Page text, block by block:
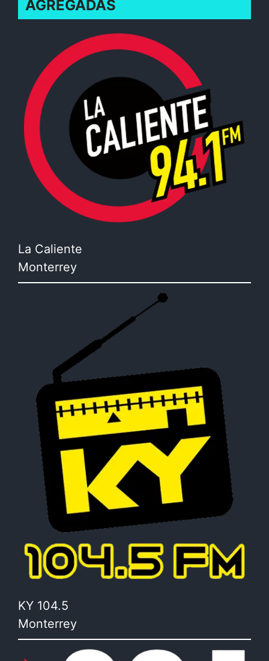
AGREGADAS
La Caliente
Monterrey
KY 104.5
Monterrey